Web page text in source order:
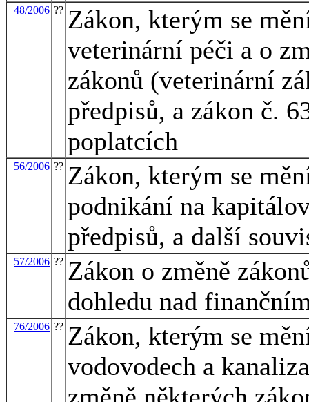
48/2006 ?? Zákon, kterým se
veterinární péči a o
zákonů (veterinární
předpisů, a zákon č.
poplatcích
56/2006 ?? Zákon, kterým se
podnikání na
předpisů, a další
57/2006 ?? Zákon o změně
dohledu nad
76/2006 ?? Zákon, kterým se
vodovodech a